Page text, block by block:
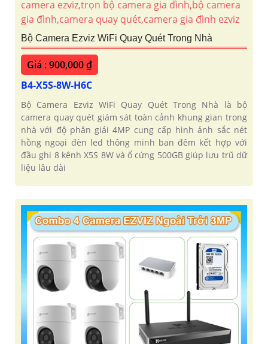
Bộ Camera Ezviz WiFi Quay Quét Trong Nhà
Giá : 900,000 ₫
B4-X5S-8W-H6C
Bộ Camera Ezviz WiFi Quay Quét Trong Nhà là bộ
camera quay quét giám sát toàn cảnh khung gian trong
nhà với độ phân giải 4MP cung cấp hình ảnh sắc nét
hồng ngoại đèn led thông minh ban đêm kết hợp với
đầu ghi 8 kênh X5S 8W và ổ cứng 500GB giúp lưu trũ dữ
liệu lâu dài